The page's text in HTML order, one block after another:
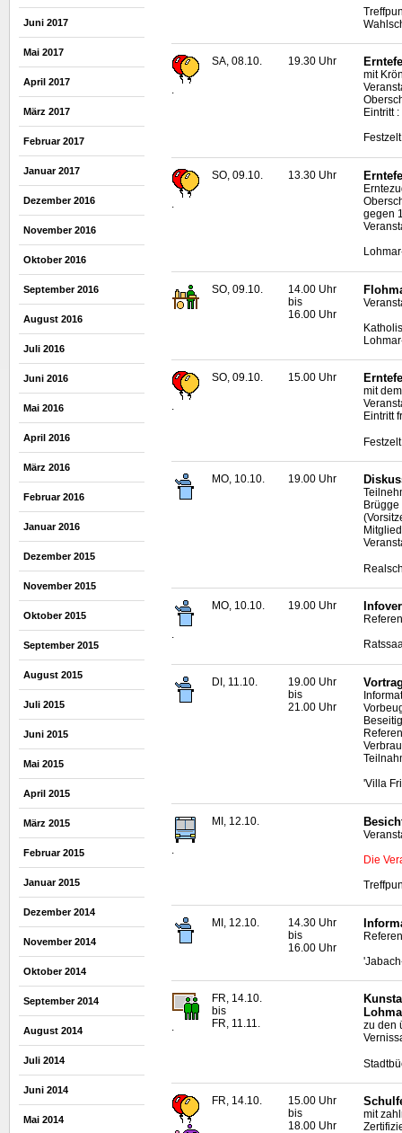
Juni 2017
Mai 2017
April 2017
März 2017
Februar 2017
Januar 2017
Dezember 2016
November 2016
Oktober 2016
September 2016
August 2016
Juli 2016
Juni 2016
Mai 2016
April 2016
März 2016
Februar 2016
Januar 2016
Dezember 2015
November 2015
Oktober 2015
September 2015
August 2015
Juli 2015
Juni 2015
Mai 2015
April 2015
März 2015
Februar 2015
Januar 2015
Dezember 2014
November 2014
Oktober 2014
September 2014
August 2014
Juli 2014
Juni 2014
Mai 2014
.
SA, 08.10. 19.30 Uhr
mit
Eintritt
.
SO, 09.10. 13.30 Uhr
gegen
SO, 09.10.
14.00 Uhr
bis
16.00 Uhr
.
SO, 09.10. 15.00 Uhr
mit
Eintritt
MO, 10.10. 19.00 Uhr
.
MO, 10.10. 19.00 Uhr
DI, 11.10.
19.00 Uhr
bis
21.00 Uhr
'Villa
MI, 12.10.
Die
MI, 12.10.
14.30 Uhr
bis
16.00 Uhr
.
FR, 14.10.
bis
FR, 11.11.
zu den
FR, 14.10.
15.00 Uhr
bis
18.00 Uhr
mit